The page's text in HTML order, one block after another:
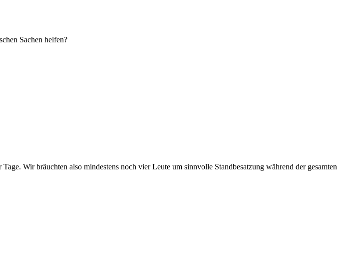
Sachen helfen?
Wir bräuchten also mindestens noch vier Leute um sinnvolle Standbesatzung während der gesamten